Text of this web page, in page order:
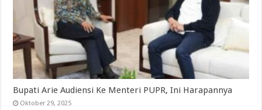
Bupati Arie Audiensi Ke Menteri PUPR, Ini Harapannya
Oktober 29, 2025